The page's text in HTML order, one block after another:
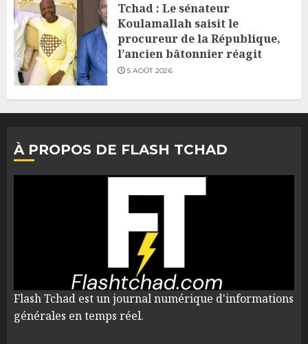
Tchad : Le sénateur
Koulamallah saisit le
procureur de la République,
l’ancien bâtonnier réagit
5 AOÛT 2026
À PROPOS DE FLASH TCHAD
Flash Tchad est un journal numérique d'informations
générales en temps réel.